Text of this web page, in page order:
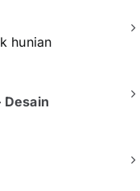
hunian
Desain